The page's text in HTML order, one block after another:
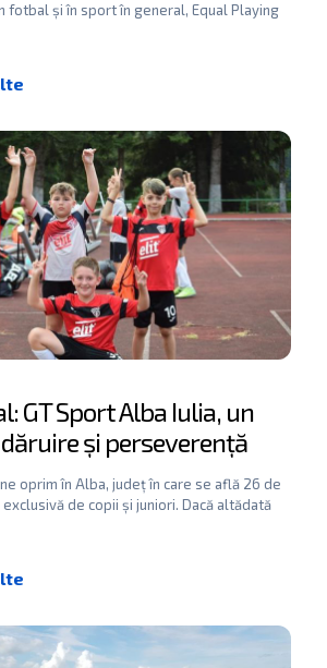
fotbal și în sport în general, Equal Playing
GT Sport Alba Iulia, un
și perseverență
oprim în Alba, județ în care se află 26 de
de copii și juniori. Dacă altădată